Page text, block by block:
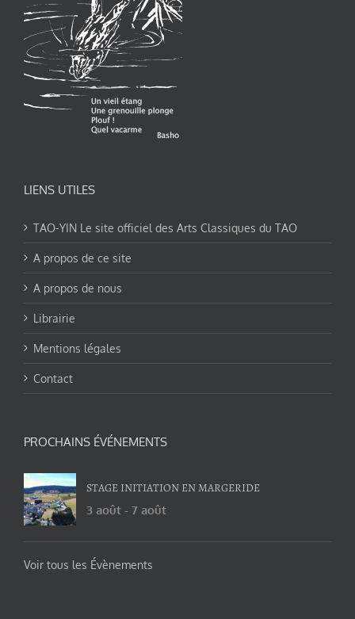
LIENS UTILES
TAO-YIN Le site officiel des Arts Classiques du TAO
A propos de ce site
A propos de nous
Librairie
Mentions légales
Contact
PROCHAINS ÉVÉNEMENTS
STAGE INITIATION EN MARGERIDE
3 août - 7 août
Voir tous les Évènements